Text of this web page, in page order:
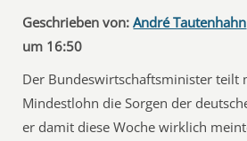
Geschrieben von: André Tautenhahn
um 16:50
Der Bundeswirtschaftsminister teilt
Mindestlohn die Sorgen der
er damit diese Woche wirklich